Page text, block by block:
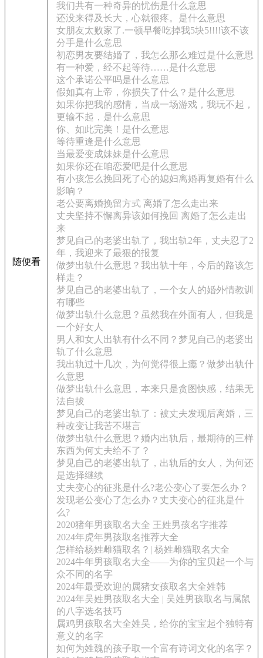
随便看
我们共有一种奇异的忧伤是什么意思
还没来得及长大，心就很疼。是什么意思
女朋友太败家了.一顿早餐吃掉我5块5!!!!该不该
分手是什么意思
初恋男友要结婚了，我怎么那么难过是什么意思
有一种爱，经不起等待……是什么意思
这个承诺公平吗是什么意思
假如真有上帝，你损失了什么？是什么意思
如果你把我的感情，当成一场游戏，我玩不起，
更输不起，是什么意思
你、如此完美！是什么意思
等待重逢是什么意思
当最爱变成妹妹是什么意思
如果你还在咱恋爱吧是什么意思
有小孩怎么挽回死了心的媳妇离婚再复婚有什么
影响？
老公要离婚挽留方式 离婚了怎么走出来
丈夫坚持不懈离异该如何挽回 离婚了怎么走出
来
梦见自己的老婆出轨了，我出轨2年，丈夫忍了2
年，我迎来了最狠的报复
做梦出轨什么意思？我出轨十年，今后的路该怎
样走？
梦见自己的老婆出轨了，一个女人的婚外情教训
有哪些
做梦出轨什么意思？虽然我在外面有人，但我是
一个好女人
男人和女人出轨有什么不同？梦见自己的老婆出
轨了什么意思
我出轨过十几次，为何觉得很上瘾？做梦出轨什
么意思
做梦出轨什么意思，本来只是贪图快感，结果无
法自拔
梦见自己的老婆出轨了：被丈夫发现后离婚，三
种改变让我苦不堪言
做梦出轨什么意思？婚内出轨后，最期待的三样
东西为何丈夫给不了？
梦见自己的老婆出轨了，出轨后的女人，为何还
是选择继续
丈夫变心的征兆是什么?老公变心了要怎么办？
发现老公变心了怎么办？丈夫变心的征兆是什
么?
2020猪年男孩取名大全 王姓男孩名字推荐
2024年虎年男孩取名推荐大全
怎样给杨姓雌猫取名？| 杨姓雌猫取名大全
2024牛年男孩取名大全——为你的宝贝起一个与
众不同的名字
2024年最受欢迎的属猪女孩取名大全姓韩
2024年吴姓男孩取名大全 | 吴姓男孩取名与属鼠
的八字选名技巧
属鸡男孩取名大全姓吴，给你的宝宝起个独特有
意义的名字
如何为姓魏的孩子取一个富有诗词文化的名字？